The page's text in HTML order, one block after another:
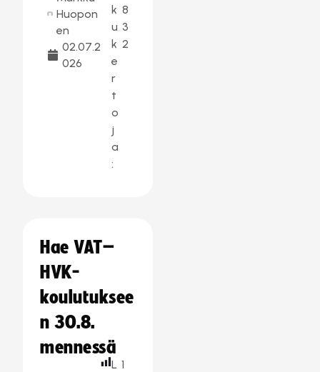
Huopon
en
02.07.2
026
k
u
k
e
r
t
o
j
a
:
8
3
2
Hae VAT–
HVK-
koulutuksee
n 30.8.
mennessä
L 1